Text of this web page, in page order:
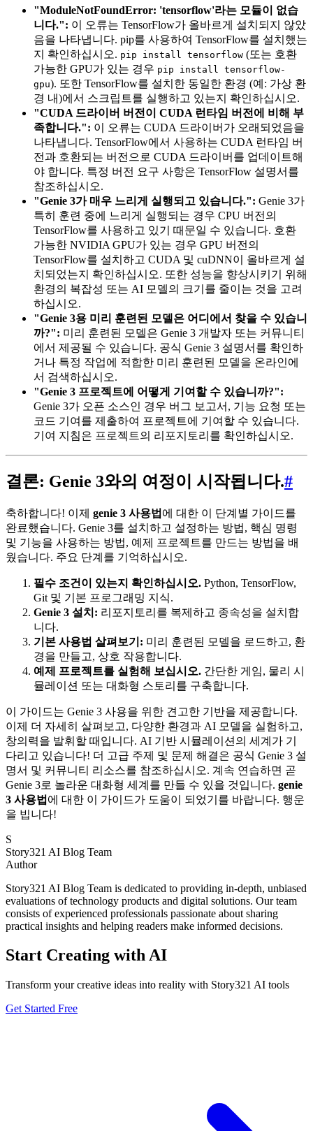
"ModuleNotFoundError: 'tensorflow'라는 모듈이 없습
니다.": 이 오류는 TensorFlow가 올바르게 설치되지 않았
음을 나타냅니다. pip를 사용하여 TensorFlow를 설치했는
지 확인하십시오. pip install tensorflow (또는 호환
가능한 GPU가 있는 경우 pip install tensorflow-
gpu). 또한 TensorFlow를 설치한 동일한 환경 (예: 가상 환
경 내)에서 스크립트를 실행하고 있는지 확인하십시오.
"CUDA 드라이버 버전이 CUDA 런타임 버전에 비해 부
족합니다.": 이 오류는 CUDA 드라이버가 오래되었음을
나타냅니다. TensorFlow에서 사용하는 CUDA 런타임 버
전과 호환되는 버전으로 CUDA 드라이버를 업데이트해
야 합니다. 특정 버전 요구 사항은 TensorFlow 설명서를
참조하십시오.
"Genie 3가 매우 느리게 실행되고 있습니다.": Genie 3가
특히 훈련 중에 느리게 실행되는 경우 CPU 버전의
TensorFlow를 사용하고 있기 때문일 수 있습니다. 호환
가능한 NVIDIA GPU가 있는 경우 GPU 버전의
TensorFlow를 설치하고 CUDA 및 cuDNN이 올바르게 설
치되었는지 확인하십시오. 또한 성능을 향상시키기 위해
환경의 복잡성 또는 AI 모델의 크기를 줄이는 것을 고려
하십시오.
"Genie 3용 미리 훈련된 모델은 어디에서 찾을 수 있습니
까?": 미리 훈련된 모델은 Genie 3 개발자 또는 커뮤니티
에서 제공될 수 있습니다. 공식 Genie 3 설명서를 확인하
거나 특정 작업에 적합한 미리 훈련된 모델을 온라인에
서 검색하십시오.
"Genie 3 프로젝트에 어떻게 기여할 수 있습니까?":
Genie 3가 오픈 소스인 경우 버그 보고서, 기능 요청 또는
코드 기여를 제출하여 프로젝트에 기여할 수 있습니다.
기여 지침은 프로젝트의 리포지토리를 확인하십시오.
결론: Genie 3와의 여정이 시작됩니다.#
축하합니다! 이제 genie 3 사용법 에 대한 이 단계별 가이드를
완료했습니다. Genie 3를 설치하고 설정하는 방법, 핵심 명령
및 기능을 사용하는 방법, 예제 프로젝트를 만드는 방법을 배
웠습니다. 주요 단계를 기억하십시오.
필수 조건이 있는지 확인하십시오. Python, TensorFlow,
Git 및 기본 프로그래밍 지식.
Genie 3 설치: 리포지토리를 복제하고 종속성을 설치합
니다.
기본 사용법 살펴보기: 미리 훈련된 모델을 로드하고, 환
경을 만들고, 상호 작용합니다.
예제 프로젝트를 실험해 보십시오. 간단한 게임, 물리 시
뮬레이션 또는 대화형 스토리를 구축합니다.
이 가이드는 Genie 3 사용을 위한 견고한 기반을 제공합니다.
이제 더 자세히 살펴보고, 다양한 환경과 AI 모델을 실험하고,
창의력을 발휘할 때입니다. AI 기반 시뮬레이션의 세계가 기
다리고 있습니다! 더 고급 주제 및 문제 해결은 공식 Genie 3 설
명서 및 커뮤니티 리소스를 참조하십시오. 계속 연습하면 곧
Genie 3로 놀라운 대화형 세계를 만들 수 있을 것입니다. genie
3 사용법 에 대한 이 가이드가 도움이 되었기를 바랍니다. 행운
을 빕니다!
S
Story321 AI Blog Team
Author
Story321 AI Blog Team is dedicated to providing in-depth, unbiased
evaluations of technology products and digital solutions. Our team
consists of experienced professionals passionate about sharing
practical insights and helping readers make informed decisions.
Start Creating with AI
Transform your creative ideas into reality with Story321 AI tools
Get Started Free